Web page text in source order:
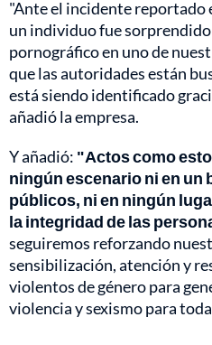
"Ante el incidente reportado
un individuo fue
pornográfico en uno de
que las autoridades están
está siendo identificado
añadió la empresa.
Y añadió: "Actos como
ningún escenario ni en un
públicos, ni en ningún
la integridad de las
seguiremos reforzando
sensibilización, atención y
violentos de género para
violencia y sexismo para